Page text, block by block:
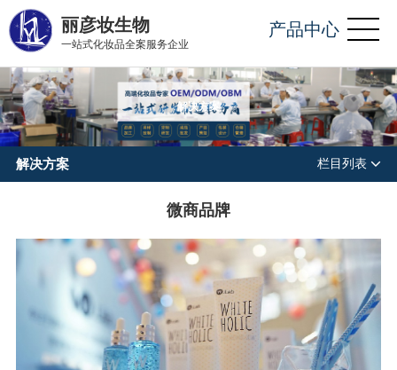
丽彦妆生物
一站式化妆品全案服务企业
产品中心
解决方案
解决方案 栏目列表
微商品牌